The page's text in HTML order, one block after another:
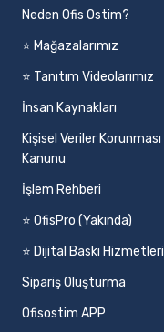
Neden Ofis Ostim?
⭐ Mağazalarımız
⭐ Tanıtım Videolarımız
İnsan Kaynakları
Kişisel Veriler Korunması
Kanunu
İşlem Rehberi
⭐ OfisPro (Yakında)
⭐ Dijital Baskı Hizmetleri
Sipariş Oluşturma
Ofisostim APP